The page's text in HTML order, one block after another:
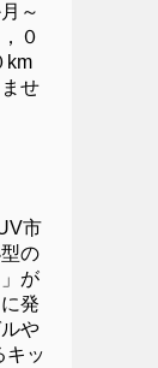
～
０
km
せ
市
の
が
発
や
キッ